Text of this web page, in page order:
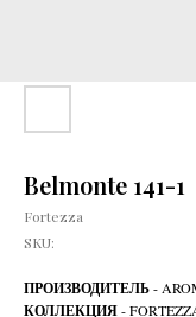
Belmonte 141-1
Fortezza
SKU:
ПРОИЗВОДИТЕЛЬ-
КОЛЛЕКЦИЯ-